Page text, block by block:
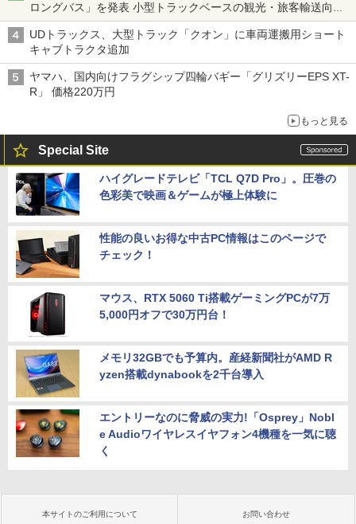
ロングバス」を発表 小型トラックベースの観光・旅客輸送向け
バス
UDトラックス、大型トラック「クオン」に車両運搬用ショート
キャブトラクタ追加
ヤマハ、国内向けフラグシップ四輪バギー「グリズリーEPS XT-
R」 価格220万円
もっと見る
Special Site
ハイグレードテレビ「TCL Q7D Pro」。圧巻の
色彩美で映画＆ゲームが極上体験に
性能の良いお得な中古PC情報はこのページで
チェック！
マウス、RTX 5060 Ti搭載ゲーミングPCが7万
5,000円オフで30万円台！
メモリ32GBでも予算内。産経新聞社がAMD R
yzen搭載dynabookを2千台導入
エントリーなのに脅威の実力!「Osprey」Nobl
e Audioワイヤレスイヤフォン4機種を一気に聴
く
本サイトのご利用について お問い合わせ